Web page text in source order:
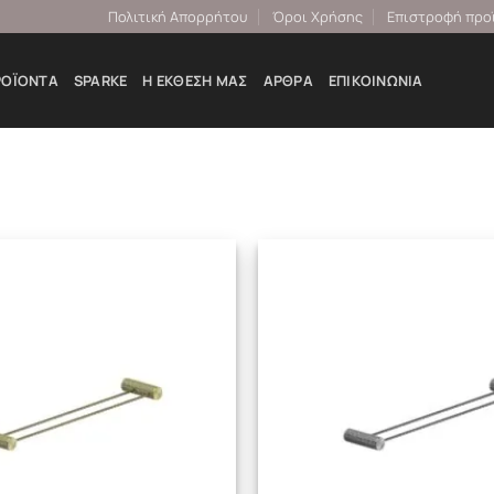
Πολιτική Απορρήτου Όροι Χρήσης Επιστροφή
SPARKE Η ΕΚΘΕΣΉ ΜΑΣ ΆΡΘΡΑ ΕΠΙΚΟΙΝΩΝΊΑ